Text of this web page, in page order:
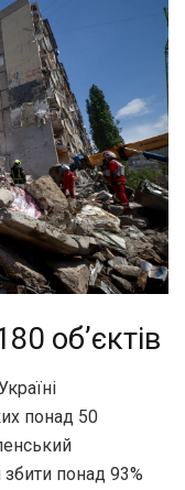
об’єктів
понад 50
понад 93%